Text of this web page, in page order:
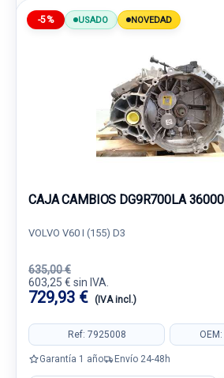
-5% USADO NOVEDAD
CAJA CAMBIOS DG9R700LA
VOLVO V60 I (155) D3
635,00 €
603,25 € sin IVA.
729,93 € (IVA incl.)
Ref: 7925008
Garantía 1 año Envío 24-48h